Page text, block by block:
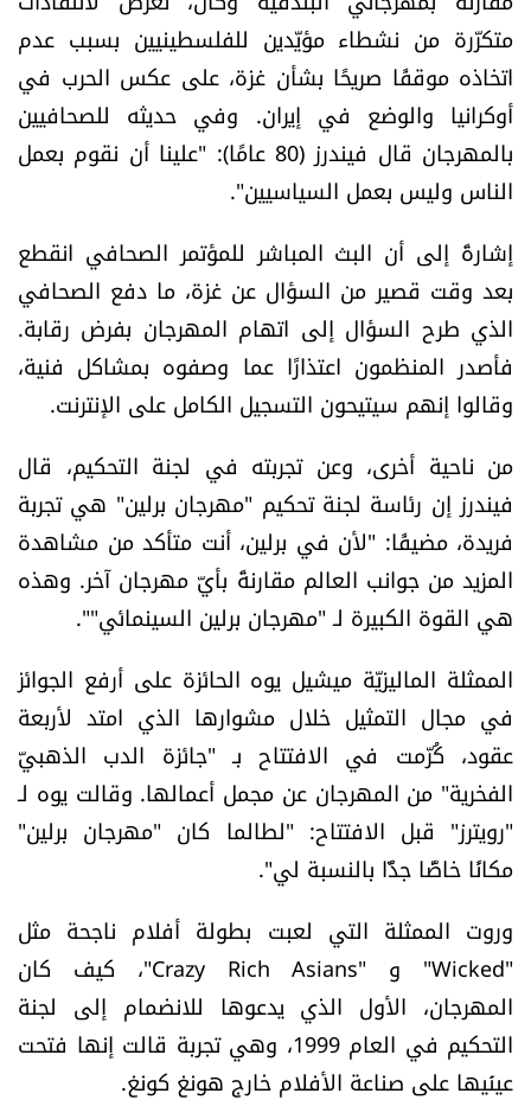
الرياضة
منوّعات
حظّك اليوم
للتاريخ
فيديو
للتواصل معنا
شروط الاستخدام
شروط الإشتراك
Digital solutions by
متكرّرة من نشطاء مؤيّدين للفلسطينيين بسبب عدم
اتخاذه موقفًا صريحًا بشأن غزة، على عكس الحرب في
أوكرانيا والوضع في إيران. وفي حديثه للصحافيين
بالمهرجان قال فيندرز (80 عامًا): "علينا أن نقوم بعمل
الناس وليس بعمل السياسيين".
إشارةً إلى أن البث المباشر للمؤتمر الصحافي انقطع
بعد وقت قصير من السؤال عن غزة، ما دفع الصحافي
الذي طرح السؤال إلى اتهام المهرجان بفرض رقابة.
فأصدر المنظمون اعتذارًا عما وصفوه بمشاكل فنية،
وقالوا إنهم سيتيحون التسجيل الكامل على الإنترنت.
من ناحية أخرى، وعن تجربته في لجنة التحكيم، قال
فيندرز إن رئاسة لجنة تحكيم "مهرجان برلين" هي تجربة
فريدة، مضيفًا: "لأن في برلين، أنت متأكد من مشاهدة
المزيد من جوانب العالم مقارنةً بأيّ مهرجان آخر. وهذه
هي القوة الكبيرة لـ "مهرجان برلين السينمائي"".
الممثلة الماليزيّة ميشيل يوه الحائزة على أرفع الجوائز
في مجال التمثيل خلال مشوارها الذي امتد لأربعة
عقود، كُرّمت في الافتتاح بـ "جائزة الدب الذهبيّ
الفخرية" من المهرجان عن مجمل أعمالها. وقالت يوه لـ
"رويترز" قبل الافتتاح: "لطالما كان "مهرجان برلين"
مكانًا خاصًّا جدًّا بالنسبة لي".
وروت الممثلة التي لعبت بطولة أفلام ناجحة مثل
"Wicked" و "Crazy Rich Asians"، كيف كان
المهرجان، الأول الذي يدعوها للانضمام إلى لجنة
التحكيم في العام 1999، وهي تجربة قالت إنها فتحت
عينَيها على صناعة الأفلام خارج هونغ كونغ.